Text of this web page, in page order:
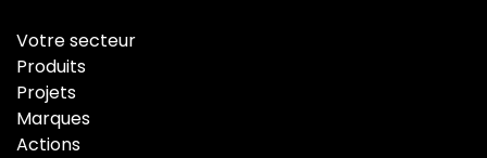
Votre secteur
Produits
Projets
Marques
Actions